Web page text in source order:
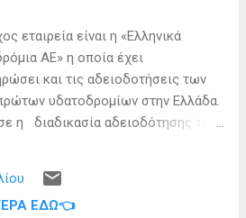
εταιρεία είναι η «Ελληνικά
ΑΕ» η οποία έχει
και τις αδειοδοτήσεις των
υδατοδρομίων στην Ελλάδα.
η διαδικασία αδειοδότησης των
για τις άδειες ίδρυσης των
Ερείκουσας, Οθωνών,
ΕΔΏ👈